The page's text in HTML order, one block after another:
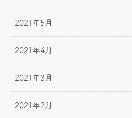
2021年5月
2021年4月
2021年3月
2021年2月